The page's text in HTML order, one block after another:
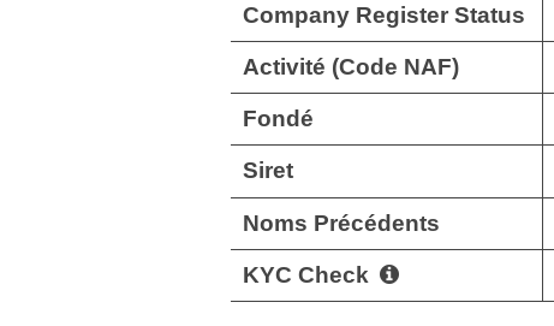
Company Register Status
Activité (Code NAF)
Fondé
Siret
Noms Précédents
KYC Check